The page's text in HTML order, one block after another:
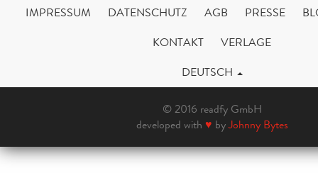
IMPRESSUM DATENSCHUTZ AGB PRESSE
KONTAKT
VERLAGE
DEUTSCH
© 2016 readfy GmbH
developed with ♥ byJohnny Bytes